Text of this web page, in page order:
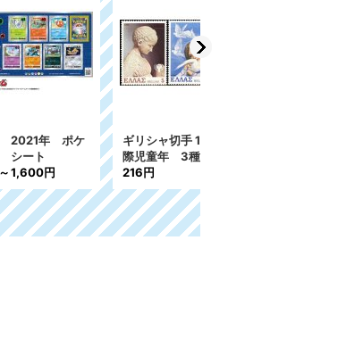
スイス切手 1982-83
年 社会福祉 特殊切
手 FDC 4枚[A]
720円